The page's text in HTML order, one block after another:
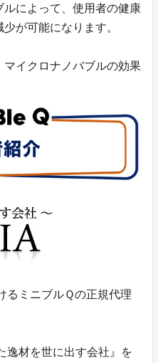
ルによって、使用者の健康
が可能になります。
イクロナノバブルの効果
るミニブルＱの正規代理
逸材を世に出す会社』を